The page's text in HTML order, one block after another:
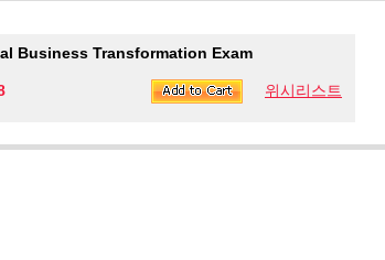
Business Transformation Exam
위시리스트